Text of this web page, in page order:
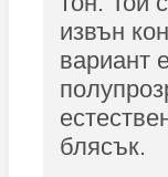
извън
вариант
блясък.